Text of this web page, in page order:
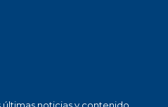
últimas noticias y contenido